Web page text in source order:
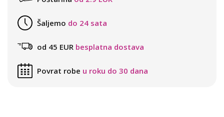
Šaljemo do 24 sata
od 45 EUR besplatna dostava
Povrat robe u roku do 30 dana